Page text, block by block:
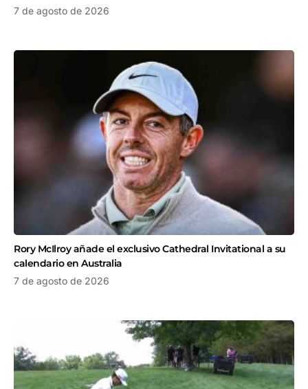
7 de agosto de 2026
Rory McIlroy añade el exclusivo Cathedral Invitational a su
calendario en Australia
7 de agosto de 2026